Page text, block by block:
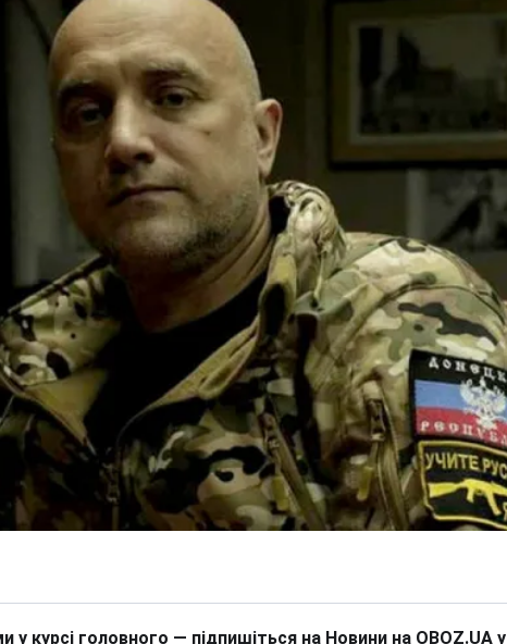
у курсі головного — підпишіться на Новини на OBOZ.UA у